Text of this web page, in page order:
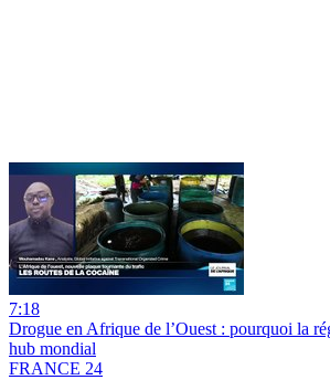
7:18
Drogue en Afrique de l’Ouest : pourquoi la
hub mondial
FRANCE 24